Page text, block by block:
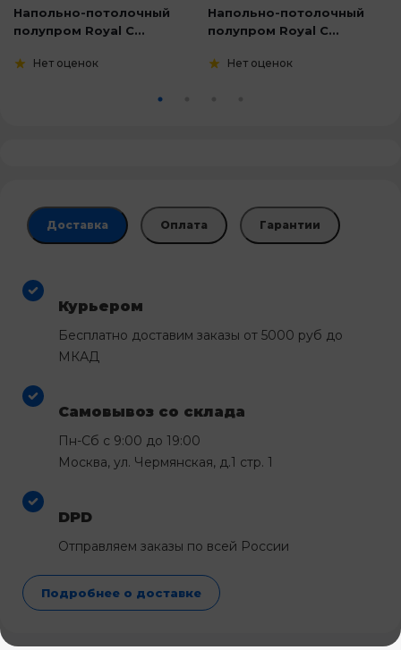
Напольно-потолочный
полупром Royal C...
Нет оценок
Напольно-потолочный
полупром Royal C...
Нет оценок
Доставка Оплата Гарантии
Курьером
Бесплатно доставим заказы от 5000 руб до
МКАД
Самовывоз со склада
Пн-Сб с 9:00 до 19:00
Москва, ул. Чермянская, д.1 стр. 1
DPD
Отправляем заказы по всей России
Подробнее о доставке